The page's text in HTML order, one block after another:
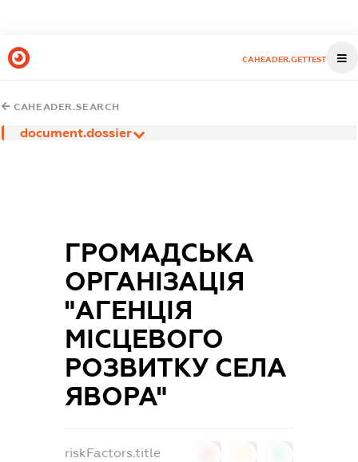
CAHEADER.GETTEST
CAHEADER.SEARCH
document.dossier
ГРОМАДСЬКА
ОРГАНІЗАЦІЯ
"АГЕНЦІЯ
МІСЦЕВОГО
РОЗВИТКУ СЕЛА
ЯВОРА"
riskFactors.title